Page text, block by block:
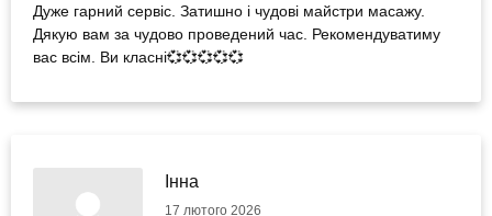
Дуже гарний сервіс. Затишно і чудові майстри масажу.
Дякую вам за чудово проведений час. Рекомендуватиму
вас всім. Ви класні💞💞💞💞💞
Інна
17 лютого 2026